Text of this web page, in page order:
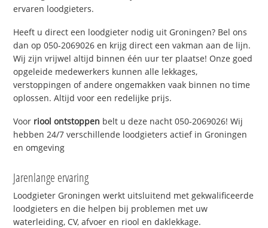
ervaren loodgieters.
Heeft u direct een loodgieter nodig uit Groningen? Bel ons
dan op 050-2069026 en krijg direct een vakman aan de lijn.
Wij zijn vrijwel altijd binnen één uur ter plaatse! Onze goed
opgeleide medewerkers kunnen alle lekkages,
verstoppingen of andere ongemakken vaak binnen no time
oplossen. Altijd voor een redelijke prijs.
Voor riool ontstoppen belt u deze nacht 050-2069026! Wij
hebben 24/7 verschillende loodgieters actief in Groningen
en omgeving
Jarenlange ervaring
Loodgieter Groningen werkt uitsluitend met gekwalificeerde
loodgieters en die helpen bij problemen met uw
waterleiding, CV, afvoer en riool en daklekkage.